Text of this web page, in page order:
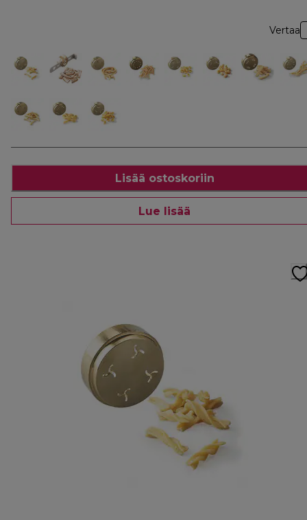
Vertaa
Lisää ostoskoriin
Lue lisää